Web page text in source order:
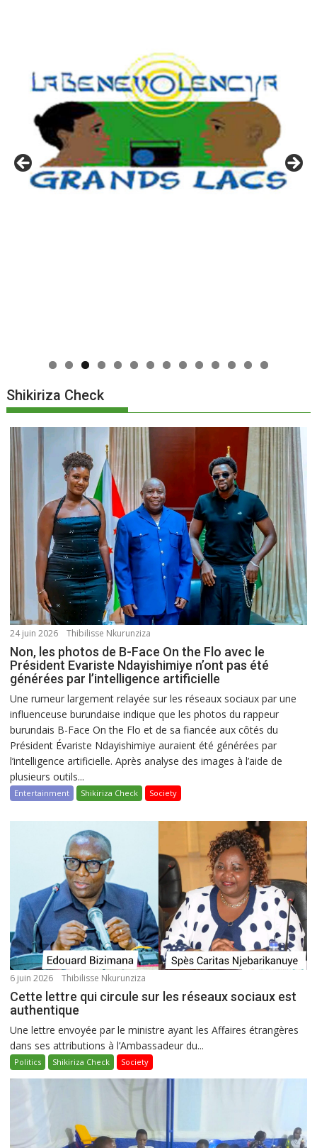
0 1 2 3 4
Shikiriza Check
24 juin 2026 Thibilisse Nkurunziza
Non, les photos de B-Face On the Flo avec le
Président Evariste Ndayishimiye n’ont pas été
générées par l’intelligence artificielle
Une rumeur largement relayée sur les réseaux sociaux par une
influenceuse burundaise indique que les photos du rappeur
burundais B-Face On the Flo et de sa fiancée aux côtés du
Président Évariste Ndayishimiye auraient été générées par
l’intelligence artificielle. Après analyse des images à l’aide de
plusieurs outils...
Entertainment Shikiriza Check Society
6 juin 2026 Thibilisse Nkurunziza
Cette lettre qui circule sur les réseaux sociaux est
authentique
Une lettre envoyée par le ministre ayant les Affaires étrangères
dans ses attributions à l’Ambassadeur du...
Politics Shikiriza Check Society